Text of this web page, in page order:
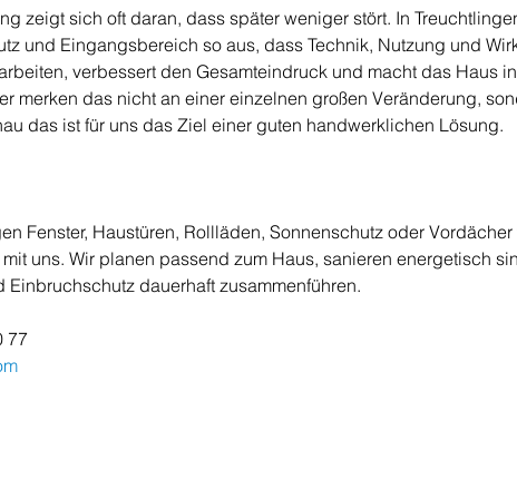
zeigt sich oft daran, dass später weniger stört. In
und Eingangsbereich so aus, dass Technik, Nutzung und
verbessert den Gesamteindruck und macht das Haus
merken das nicht an einer einzelnen großen Veränderung,
das ist für uns das Ziel einer guten handwerklichen Lösung.
Fenster, Haustüren, Rollläden, Sonnenschutz oder
uns. Wir planen passend zum Haus, sanieren energetisch
Einbruchschutz dauerhaft zusammenführen.
77